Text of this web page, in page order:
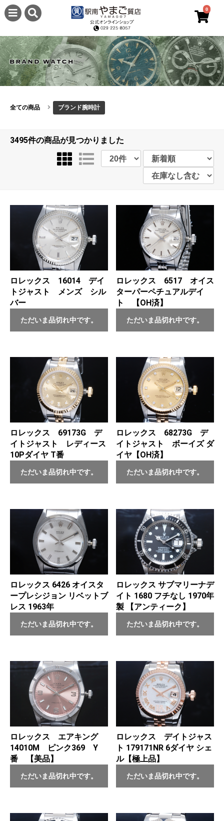
0
全ての商品 ブランド腕時計
3495件の商品が見つかりました
ロレックス 16014 デイ
トジャスト メンズ シル
バー
ただいま品切れ中です。
ロレックス 6517 オイス
ターパーペチュアルデイ
ト 【OH済】
ただいま品切れ中です。
ロレックス 69173G デ
イトジャスト レディース
10Pダイヤ T番
ただいま品切れ中です。
ロレックス 68273G デ
イトジャスト ボーイズ ダ
イヤ【OH済】
ただいま品切れ中です。
ロレックス 6426 オイスタ
ープレシジョン リベットブ
レス 1963年
ただいま品切れ中です。
ロレックス サブマリーナデ
イト 1680 フチなし 1970年
製 【アンティーク】
ただいま品切れ中です。
ロレックス エアキング
14010M ピンク369 Y
番 【美品】
ただいま品切れ中です。
ロレックス デイトジャス
ト 179171NR 6ダイヤ シェ
ル【極上品】
ただいま品切れ中です。